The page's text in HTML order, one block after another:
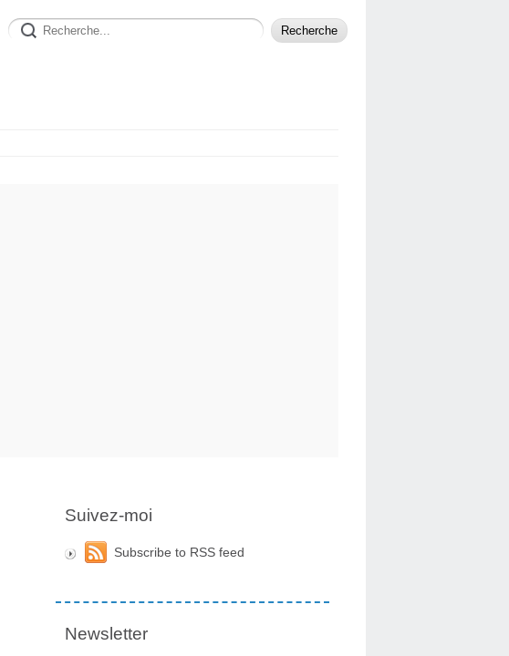
Suivez-moi
Subscribe to RSS feed
Newsletter